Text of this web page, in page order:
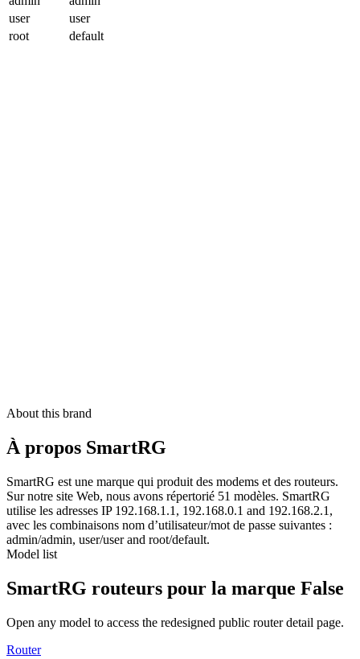
user
user
root
default
About this brand
À propos SmartRG
SmartRG est une marque qui produit des modems et des routeurs.
Sur notre site Web, nous avons répertorié 51 modèles. SmartRG
utilise les adresses IP 192.168.1.1, 192.168.0.1 and 192.168.2.1,
avec les combinaisons nom d’utilisateur/mot de passe suivantes :
admin/admin, user/user and root/default.
Model list
SmartRG routeurs pour la marque False
Open any model to access the redesigned public router detail page.
Router